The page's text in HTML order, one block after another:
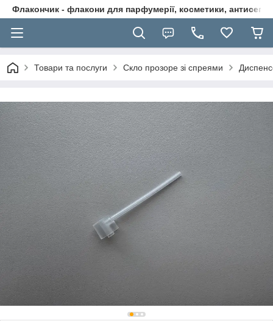
Флакончик - флакони для парфумерії, косметики,
Товари та послуги Скло прозоре зі спреями